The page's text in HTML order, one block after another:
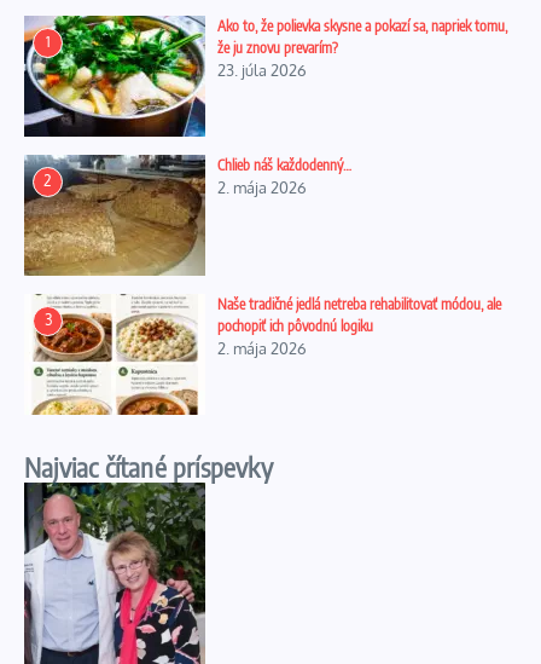
1
Ako to, že polievka skysne a pokazí sa, napriek tomu,
že ju znovu prevarím?
23. júla 2026
2
Chlieb náš každodenný…
2. mája 2026
3
Naše tradičné jedlá netreba rehabilitovať módou, ale
pochopiť ich pôvodnú logiku
2. mája 2026
Najviac čítané príspevky